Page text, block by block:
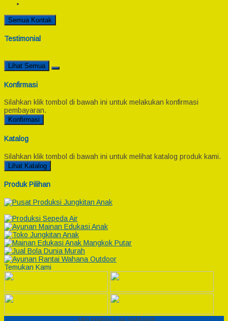
Semua Kontak
Testimonial
Lihat Semua
Konfirmasi
Silahkan klik tombol di bawah ini untuk melakukan konfirmasi
pembayaran.
Konfirmasi
Katalog
Silahkan klik tombol di bawah ini untuk melihat katalog produk kami.
Lihat Katalog
Produk Pilihan
Temukan Kami